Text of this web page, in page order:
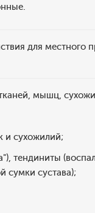
для местного
мышц,
и сухожилий;
тендиниты
сумки сустава);